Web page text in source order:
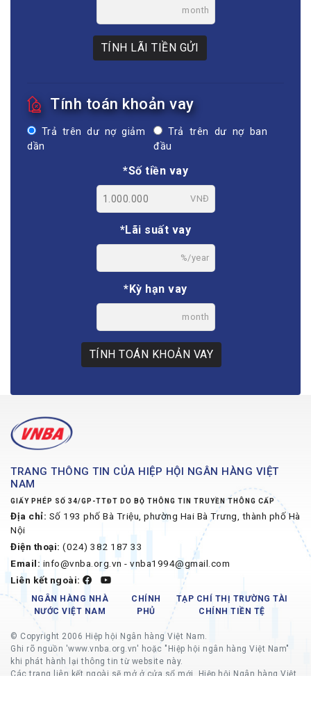
month
TÍNH LÃI TIỀN GỬI
Tính toán khoản vay
Trả trên dư nợ giảm
dần
Trả trên dư nợ ban
đầu
*Số tiền vay
VNĐ
*Lãi suất vay
%/year
*Kỳ hạn vay
month
TÍNH TOÁN KHOẢN VAY
TRANG THÔNG TIN CỦA HIỆP HỘI NGÂN HÀNG VIỆT
NAM
GIẤY PHÉP SỐ 34/GP-TTĐT DO BỘ THÔNG TIN TRUYỀN THÔNG CẤP
Địa chỉ: Số 193 phố Bà Triệu, phường Hai Bà Trưng, thành phố Hà
Nội
Điện thoại: (024) 382 187 33
Email: info@vnba.org.vn - vnba1994@gmail.com
Liên kết ngoài:
NGÂN HÀNG NHÀ
NƯỚC VIỆT NAM
CHÍNH
PHỦ
TẠP CHÍ THỊ TRƯỜNG TÀI
CHÍNH TIỀN TỆ
© Copyright 2006 Hiệp hội Ngân hàng Việt Nam.
Ghi rõ nguồn 'www.vnba.org.vn' hoặc "Hiệp hội ngân hàng Việt Nam"
khi phát hành lại thông tin từ website này.
Các trang liên kết ngoài sẽ mở ở cửa sổ mới, Hiệp hội Ngân hàng Việt